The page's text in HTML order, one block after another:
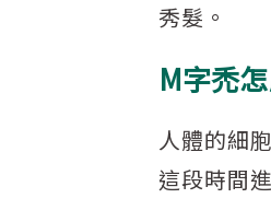
秀髮。
M字禿
人體的細
這段時間